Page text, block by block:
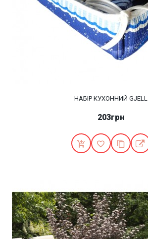
НАБІР КУХОННИЙ GJELL
203грн